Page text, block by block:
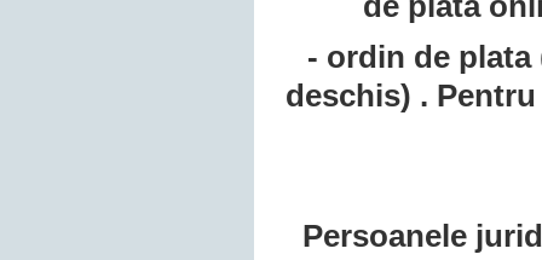
- ordin de
deschis) .
Persoanele